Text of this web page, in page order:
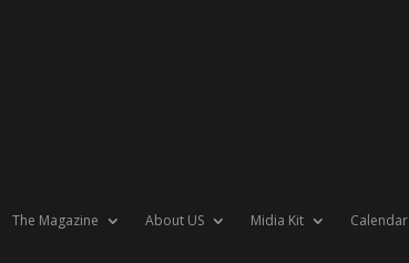
The Magazine About US Midia Kit Calendar